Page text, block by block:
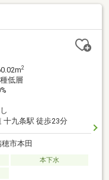
す！岐阜を知っている
い探しも建築も不動
1000件以上！
2
低層
十九条駅 徒歩23分
市本田
本下水